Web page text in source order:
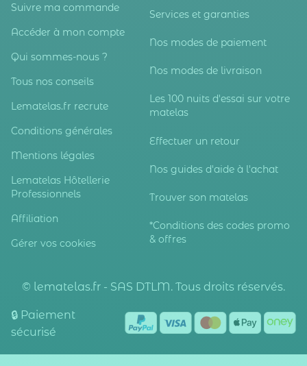
Suivre ma commande
Accéder à mon compte
Qui sommes-nous ?
Tous nos conseils
Lematelas.fr recrute
Conditions générales
Mentions légales
Lematelas Hôtellerie
Professionnels
Affiliation
Gérer vos cookies
Services et garanties
Nos modes de paiement
Nos modes de livraison
Les 100 nuits d'essai sur votre
matelas
Effectuer un retour
Nos guides d'aide à l'achat
Trouver son matelas
*Conditions des codes promo
& offres
© lematelas.fr - SAS DTLM. Tous droits réservés.
🔒 Paiement
sécurisé